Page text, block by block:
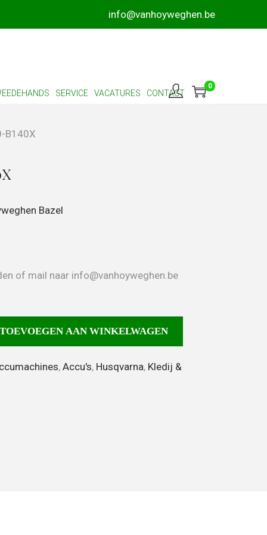
info@vanhoyweghen.be
SERVICE VACATURES CONTACT
0
B140X
of mail naar info@vanhoyweghen.be
TOEVOEGEN AAN WINKELWAGEN
, Accu's, Husqvarna, Kledij &